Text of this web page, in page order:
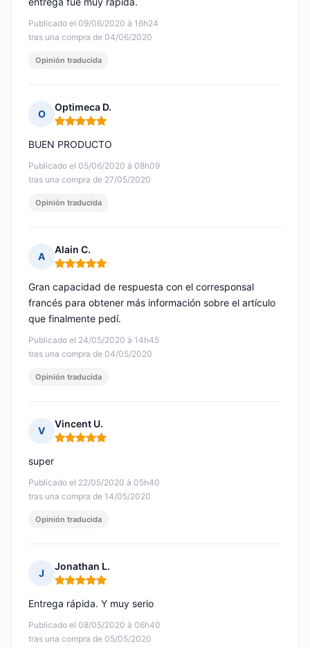
Publicado el 09/06/2020 à 16h24
tras una compra de 04/06/2020
Opinión traducida
O
Optimeca D.
Nota: 5 de 5
Publicado el 05/06/2020 à 08h09
tras una compra de 27/05/2020
BUEN PRODUCTO
Opinión traducida
A
Alain C.
Nota: 5 de 5
Publicado el 24/05/2020 à 14h45
tras una compra de 04/05/2020
Gran capacidad de respuesta con el corresponsal
francés para obtener más información sobre el artículo
que finalmente pedí.
Opinión traducida
V
Vincent U.
Nota: 5 de 5
Publicado el 22/05/2020 à 05h40
tras una compra de 14/05/2020
super
Opinión traducida
J
Jonathan L.
Nota: 5 de 5
Publicado el 08/05/2020 à 06h40
tras una compra de 05/05/2020
Entrega rápida. Y muy serio